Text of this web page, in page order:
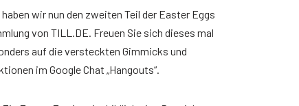
haben wir nun den zweiten Teil der Easter Eggs
von TILL.DE. Freuen Sie sich dieses mal
auf die versteckten Gimmicks und
im Google Chat „Hangouts“.